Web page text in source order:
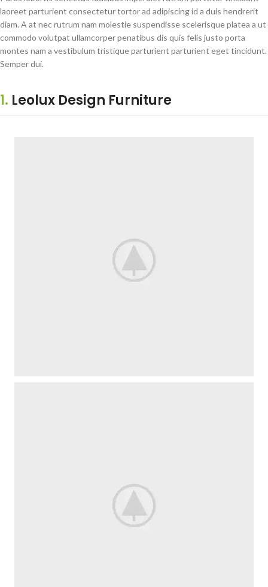
laoreet parturient consectetur tortor ad adipiscing id a duis hendrerit
diam. A at nec rutrum nam molestie suspendisse scelerisque platea a ut
commodo volutpat ullamcorper penatibus dis quis felis justo porta
montes nam a vestibulum tristique parturient parturient eget tincidunt.
Semper dui.
1. Leolux Design Furniture